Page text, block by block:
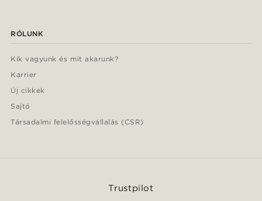
RÓLUNK
Kik vagyunk és mit akarunk?
Karrier
Új cikkek
Sajtó
Társadalmi felelősségvállalás (CSR)
Trustpilot